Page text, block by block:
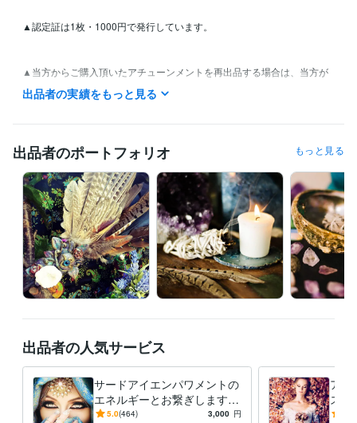
▲認定証は1枚・1000円で発行しています。
▲当方からご購入頂いたアチューンメントを再出品する場合は、当方が
現在出品しているアチューンメントの価格を下回らない様にお願い申し
上げます。
得意分野
占い アチューンメント オーダーメイド・魂のバイブル作成します
前世リーディング(三位一体型)
YES/NO 鑑定(三位一体型)
パワース
トーンのリーディング
スピリチュアル ヒーリング アチューンメント アチューメント
女神
天使
エネルギー エンジェル 高次元 伝授
占い 【霊視鑑定】簡易リーディング
出品者の実績をもっと見る
出品者のポートフォリオ もっと見る
出品者の人気サービス
サードアイエンパワメントの
エネルギーとお繋ぎします
【引き寄せ力・洞察力・観察
5.0(464) 3,000 円
アフ
ス・
天